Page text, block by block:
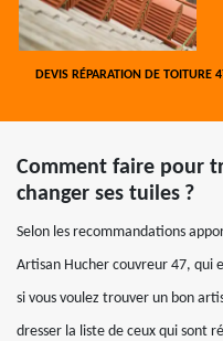
DEVIS RÉPARATION DE TOITURE
Comment faire pour
changer ses tuiles ?
Selon les recommandations
Artisan Hucher couvreur 47, qui
si vous voulez trouver un bon
dresser la liste de ceux qui sont